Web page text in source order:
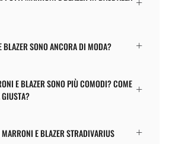
BLAZER SONO ANCORA DI MODA?
E BLAZER SONO PIÙ COMODI? COME
E BLAZER STRADIVARIUS